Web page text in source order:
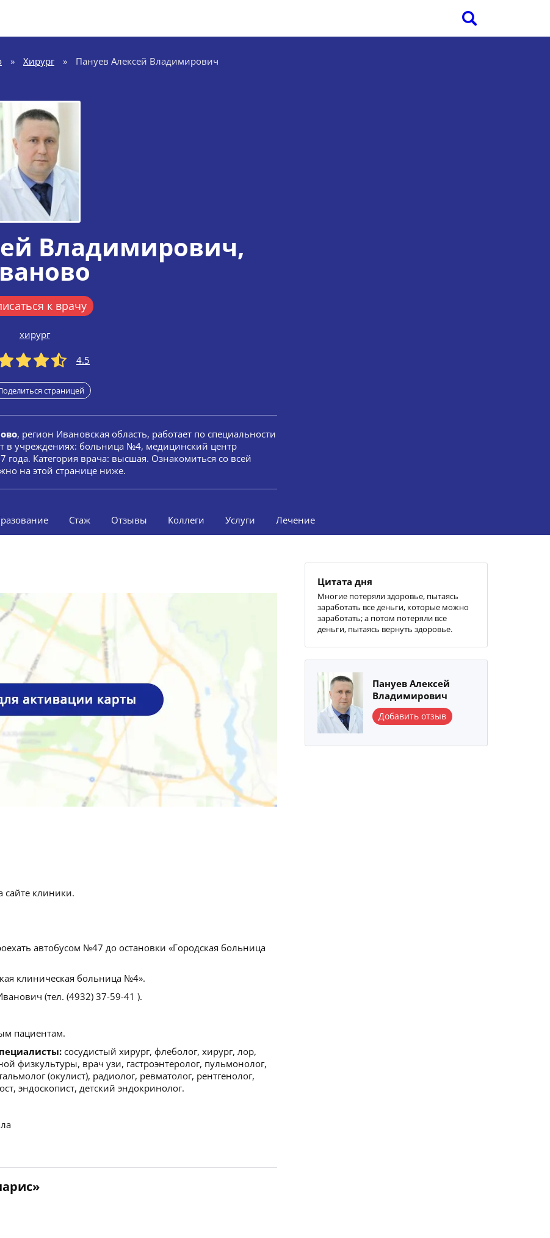
» Хирург » Пануев Алексей Владимирович
Владимирович,
к врачу
хирург
4.5
страницей
, регион Ивановская область, работает по специальности
в учреждениях: больница №4, медицинский центр
года. Категория врача: высшая. Ознакомиться со всей
на этой странице ниже.
Стаж Отзывы Коллеги Услуги Лечение
сайте клиники.
автобусом №47 до остановки «Городская больница
клиническая больница №4».
(тел. (4932) 37-59-41 ).
пациентам.
сосудистый хирург, флеболог, хирург, лор,
физкультуры, врач узи, гастроэнтеролог, пульмонолог,
(окулист), радиолог, ревматолог, рентгенолог,
эндоскопист, детский эндокринолог.
Цитата дня
Многие потеряли здоровье, пытаясь
заработать все деньги, которые можно
заработать; а потом потеряли все
деньги, пытаясь вернуть здоровье.
Пануев Алексей
Владимирович
Добавить отзыв